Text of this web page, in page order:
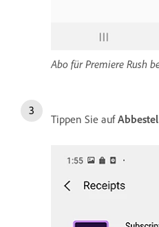
Abo für Premiere Rush
Tippen Sie auf